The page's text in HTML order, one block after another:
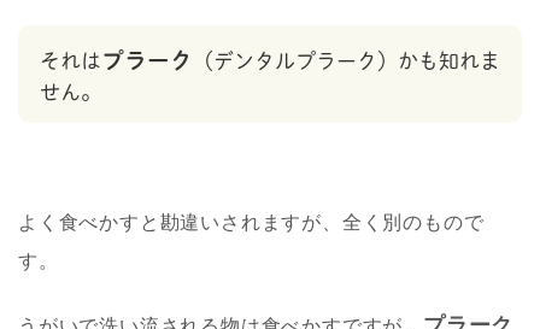
それは プラーク
（デンタルプラーク）かも知れま
せん。
よく食べかすと勘違いされますが、全く別のもので
す。